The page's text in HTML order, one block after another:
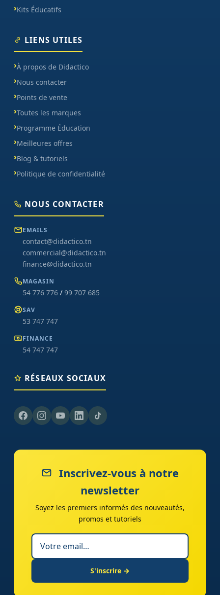
Kits Éducatifs
LIENS UTILES
À propos de Didactico
Nous contacter
Points de vente
Toutes les marques
Programme Éducation
Meilleures offres
Blog & tutoriels
Politique de confidentialité
NOUS CONTACTER
EMAILS
contact@didactico.tn
commercial@didactico.tn
finance@didactico.tn
MAGASIN
54 776 776 / 99 707 685
SAV
53 747 747
FINANCE
54 747 747
RÉSEAUX SOCIAUX
Inscrivez-vous à notre
newsletter
Soyez les premiers informés des nouveautés,
promos et tutoriels
S'inscrire →